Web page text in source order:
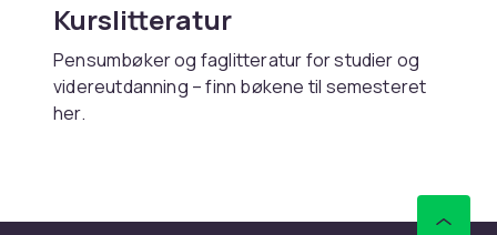
Kurslitteratur
Pensumbøker og faglitteratur for studier og
videreutdanning – finn bøkene til semesteret
her.